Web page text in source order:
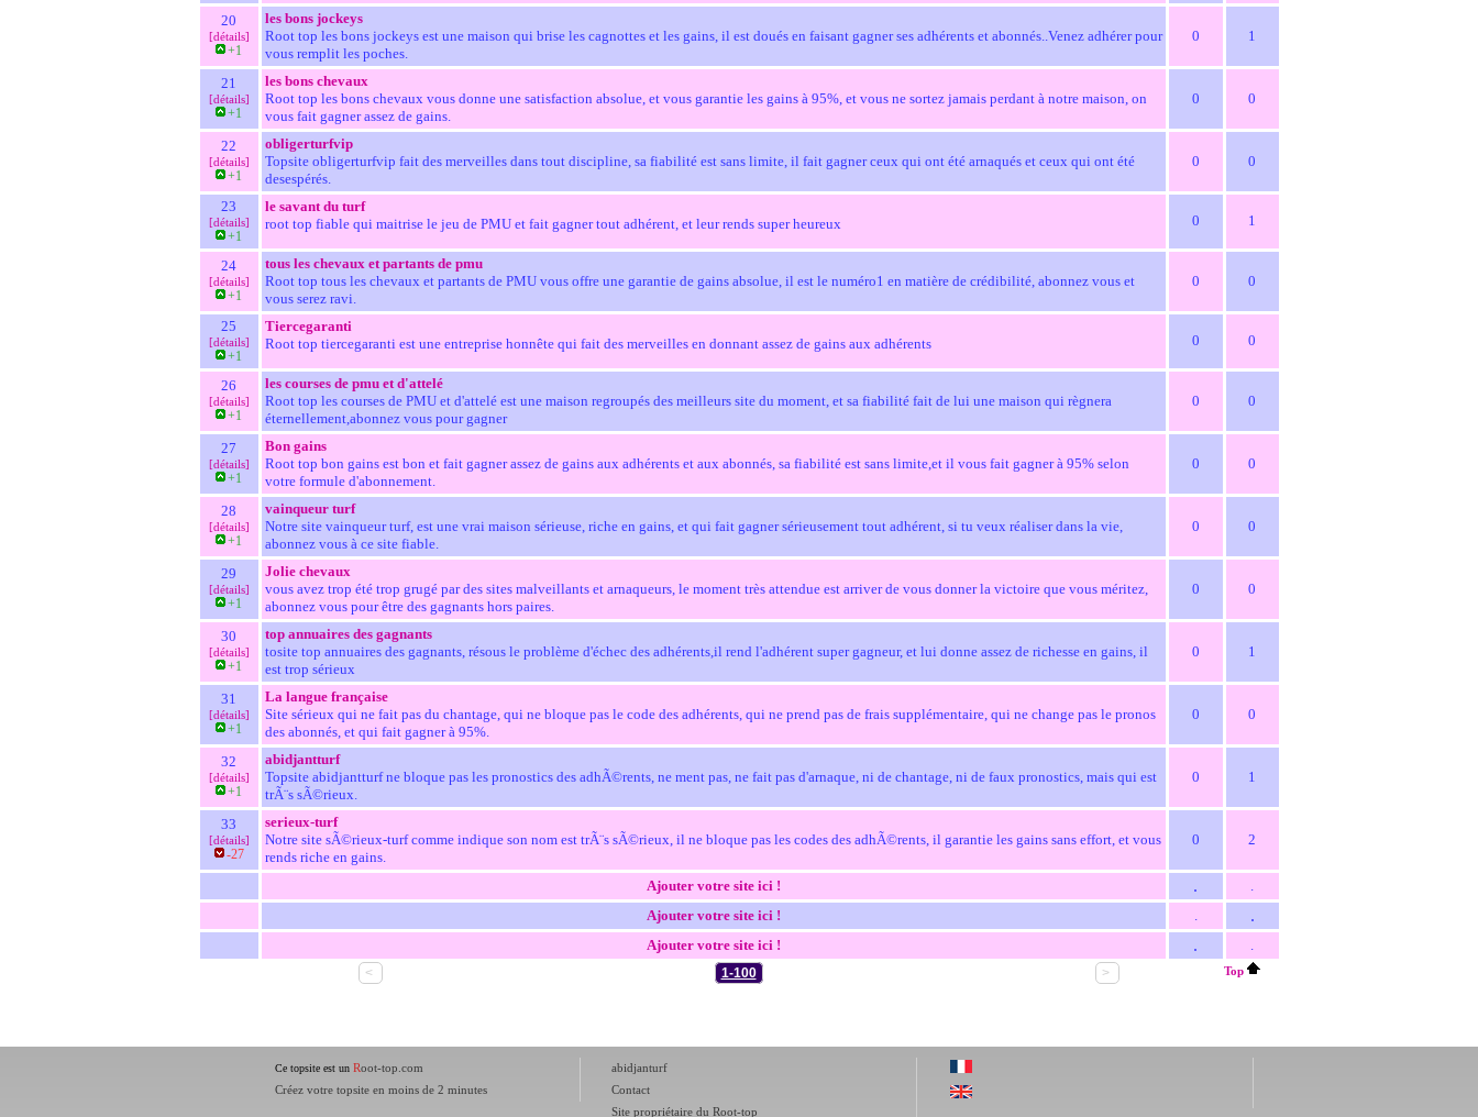
20
[détails]
+1
les bons jockeys
Root top les bons jockeys est une maison qui brise les cagnottes et les gains, il est doués en faisant gagner ses adhérents et abonnés..Venez adhérer pour
vous remplit les poches.
0 1
21
[détails]
+1
les bons chevaux
Root top les bons chevaux vous donne une satisfaction absolue, et vous garantie les gains à 95%, et vous ne sortez jamais perdant à notre maison, on
vous fait gagner assez de gains.
0 0
22
[détails]
+1
obligerturfvip
Topsite obligerturfvip fait des merveilles dans tout discipline, sa fiabilité est sans limite, il fait gagner ceux qui ont été arnaqués et ceux qui ont été
desespérés.
0 0
23
[détails]
+1
le savant du turf
root top fiable qui maitrise le jeu de PMU et fait gagner tout adhérent, et leur rends super heureux
0 1
24
[détails]
+1
tous les chevaux et partants de pmu
Root top tous les chevaux et partants de PMU vous offre une garantie de gains absolue, il est le numéro1 en matière de crédibilité, abonnez vous et
vous serez ravi.
0 0
25
[détails]
+1
Tiercegaranti
Root top tiercegaranti est une entreprise honnête qui fait des merveilles en donnant assez de gains aux adhérents
0 0
26
[détails]
+1
les courses de pmu et d'attelé
Root top les courses de PMU et d'attelé est une maison regroupés des meilleurs site du moment, et sa fiabilité fait de lui une maison qui règnera
éternellement,abonnez vous pour gagner
0 0
27
[détails]
+1
Bon gains
Root top bon gains est bon et fait gagner assez de gains aux adhérents et aux abonnés, sa fiabilité est sans limite,et il vous fait gagner à 95% selon
votre formule d'abonnement.
0 0
28
[détails]
+1
vainqueur turf
Notre site vainqueur turf, est une vrai maison sérieuse, riche en gains, et qui fait gagner sérieusement tout adhérent, si tu veux réaliser dans la vie,
abonnez vous à ce site fiable.
0 0
29
[détails]
+1
Jolie chevaux
vous avez trop été trop grugé par des sites malveillants et arnaqueurs, le moment très attendue est arriver de vous donner la victoire que vous méritez,
abonnez vous pour être des gagnants hors paires.
0 0
30
[détails]
+1
top annuaires des gagnants
tosite top annuaires des gagnants, résous le problème d'échec des adhérents,il rend l'adhérent super gagneur, et lui donne assez de richesse en gains, il
est trop sérieux
0 1
31
[détails]
+1
La langue française
Site sérieux qui ne fait pas du chantage, qui ne bloque pas le code des adhérents, qui ne prend pas de frais supplémentaire, qui ne change pas le pronos
des abonnés, et qui fait gagner à 95%.
0 0
32
[détails]
+1
abidjantturf
Topsite abidjantturf ne bloque pas les pronostics des adhÃ©rents, ne ment pas, ne fait pas d'arnaque, ni de chantage, ni de faux pronostics, mais qui est
trÃ¨s sÃ©rieux.
0 1
33
[détails]
-27
serieux-turf
Notre site sÃ©rieux-turf comme indique son nom est trÃ¨s sÃ©rieux, il ne bloque pas les codes des adhÃ©rents, il garantie les gains sans effort, et vous
rends riche en gains.
0 2
Ajouter votre site ici ! .
.
Ajouter votre site ici !
. .
Ajouter votre site ici ! . .
< 1-100 > Top
Ce topsite est un Root-top.com
Créez votre topsite en moins de 2 minutes
abidjanturf
Contact
Site propriétaire du Root-top